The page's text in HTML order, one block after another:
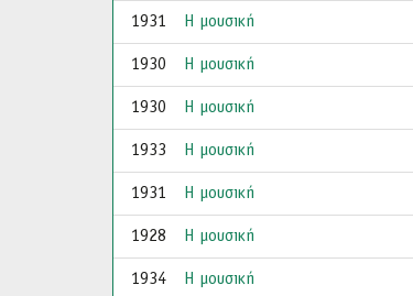
1931 Η μουσική
1930 Η μουσική
1930 Η μουσική
1933 Η μουσική
1931 Η μουσική
1928 Η μουσική
1934 Η μουσική